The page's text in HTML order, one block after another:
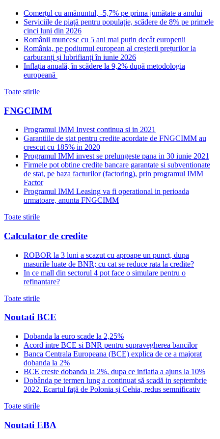
Comerțul cu amănuntul, -5,7% pe prima jumătate a anului
Serviciile de piață pentru populație, scădere de 8% pe primele
cinci luni din 2026
Românii muncesc cu 5 ani mai puțin decât europenii
România, pe podiumul european al creșterii prețurilor la
carburanți și lubrifianți în iunie 2026
Inflația anuală, în scădere la 9,2% după metodologia
europeană
Toate stirile
FNGCIMM
Programul IMM Invest continua si in 2021
Garantiile de stat pentru credite acordate de FNGCIMM au
crescut cu 185% in 2020
Programul IMM invest se prelungeste pana in 30 iunie 2021
Firmele pot obtine credite bancare garantate si subventionate
de stat, pe baza facturilor (factoring), prin programul IMM
Factor
Programul IMM Leasing va fi operational in perioada
urmatoare, anunta FNGCIMM
Toate stirile
Calculator de credite
ROBOR la 3 luni a scazut cu aproape un punct, dupa
masurile luate de BNR; cu cat se reduce rata la credite?
In ce mall din sectorul 4 pot face o simulare pentru o
refinantare?
Toate stirile
Noutati BCE
Dobanda la euro scade la 2,25%
Acord intre BCE si BNR pentru supravegherea bancilor
Banca Centrala Europeana (BCE) explica de ce a majorat
dobanda la 2%
BCE creste dobanda la 2%, dupa ce inflatia a ajuns la 10%
Dobânda pe termen lung a continuat să scadă in septembrie
2022. Ecartul față de Polonia și Cehia, redus semnificativ
Toate stirile
Noutati EBA